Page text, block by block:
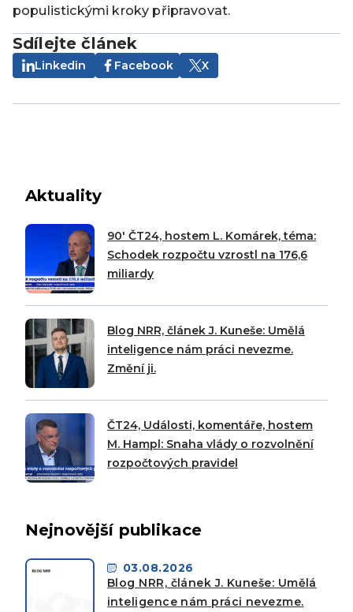
populistickými kroky připravovat.
Sdílejte článek
Linkedin Facebook X
Aktuality
90′ ČT24, hostem L. Komárek, téma:
Schodek rozpočtu vzrostl na 176,6
miliardy
Blog NRR, článek J. Kuneše: Umělá
inteligence nám práci nevezme.
Změní ji.
ČT24, Události, komentáře, hostem
M. Hampl: Snaha vlády o rozvolnění
rozpočtových pravidel
Nejnovější publikace
03.08.2026
Blog NRR, článek J. Kuneše: Umělá
inteligence nám práci nevezme.